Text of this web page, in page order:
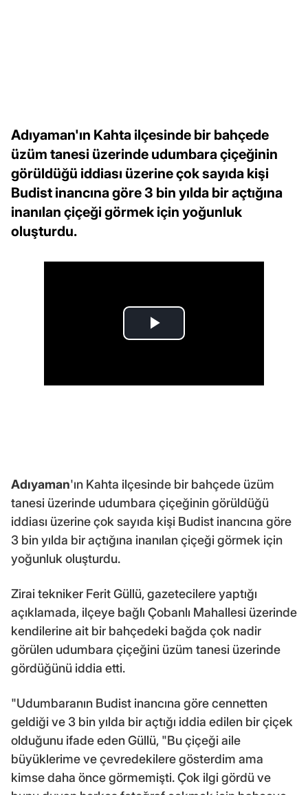
Adıyaman'ın Kahta ilçesinde bir bahçede
üzüm tanesi üzerinde udumbara çiçeğinin
görüldüğü iddiası üzerine çok sayıda kişi
Budist inancına göre 3 bin yılda bir açtığına
inanılan çiçeği görmek için yoğunluk
oluşturdu.
Adıyaman'ın Kahta ilçesinde bir bahçede üzüm
tanesi üzerinde udumbara çiçeğinin görüldüğü
iddiası üzerine çok sayıda kişi Budist inancına göre
3 bin yılda bir açtığına inanılan çiçeği görmek için
yoğunluk oluşturdu.
Zirai tekniker Ferit Güllü, gazetecilere yaptığı
açıklamada, ilçeye bağlı Çobanlı Mahallesi üzerinde
kendilerine ait bir bahçedeki bağda çok nadir
görülen udumbara çiçeğini üzüm tanesi üzerinde
gördüğünü iddia etti.
"Udumbaranın Budist inancına göre cennetten
geldiği ve 3 bin yılda bir açtığı iddia edilen bir çiçek
olduğunu ifade eden Güllü, "Bu çiçeği aile
büyüklerime ve çevredekilere gösterdim ama
kimse daha önce görmemişti. Çok ilgi gördü ve